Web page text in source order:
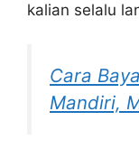
kalian selalu
Cara
Mandiri,